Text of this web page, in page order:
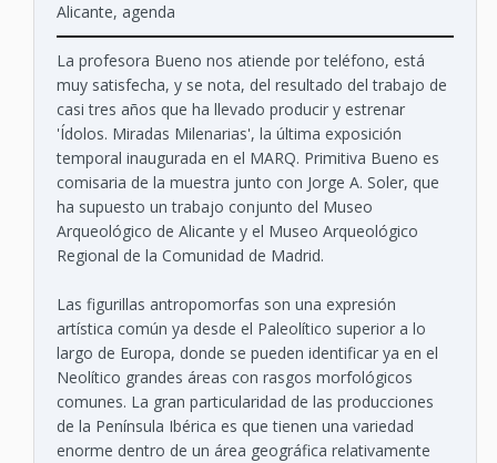
Alicante, agenda
La profesora Bueno nos atiende por teléfono, está
muy satisfecha, y se nota, del resultado del trabajo de
casi tres años que ha llevado producir y estrenar
'Ídolos. Miradas Milenarias', la última exposición
temporal inaugurada en el MARQ. Primitiva Bueno es
comisaria de la muestra junto con Jorge A. Soler, que
ha supuesto un trabajo conjunto del Museo
Arqueológico de Alicante y el Museo Arqueológico
Regional de la Comunidad de Madrid.
Las figurillas antropomorfas son una expresión
artística común ya desde el Paleolítico superior a lo
largo de Europa, donde se pueden identificar ya en el
Neolítico grandes áreas con rasgos morfológicos
comunes. La gran particularidad de las producciones
de la Península Ibérica es que tienen una variedad
enorme dentro de un área geográfica relativamente